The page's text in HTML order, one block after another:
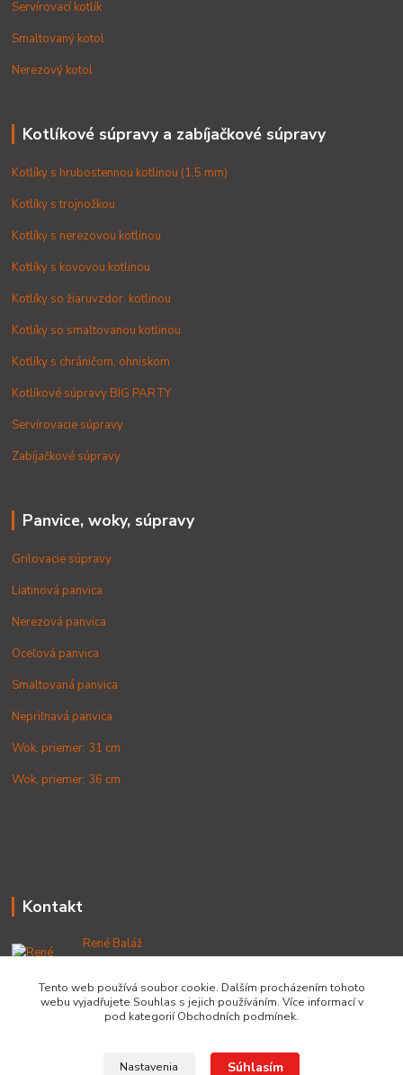
Servírovací kotlík
Smaltovaný kotol
Nerezový kotol
Kotlíkové súpravy a zabíjačkové súpravy
Kotlíky s hrubostennou kotlinou (1,5 mm)
Kotlíky s trojnožkou
Kotlíky s nerezovou kotlinou
Kotlíky s kovovou kotlinou
Kotlíky so žiaruvzdor. kotlinou
Kotlíky so smaltovanou kotlinou
Kotlíky s chráničom, ohniskom
Kotlíkové súpravy BIG PARTY
Servírovacie súpravy
Zabíjačkové súpravy
Panvice, woky, súpravy
Grilovacie súpravy
Liatinová panvica
Nerezová panvica
Oceľová panvica
Smaltovaná panvica
Nepriľnavá panvica
Wok, priemer: 31 cm
Wok, priemer: 36 cm
Kontakt
René Baláž
+421 902 212 007
od 8:00 - do 16:00 hod
info@lacnekotliky.sk
Tento web používá soubor cookie. Dalším procházením tohoto
webu vyjadřujete Souhlas s jejich používáním. Více informací v
pod kategorií Obchodních podmínek.
Nastavenia Súhlasím